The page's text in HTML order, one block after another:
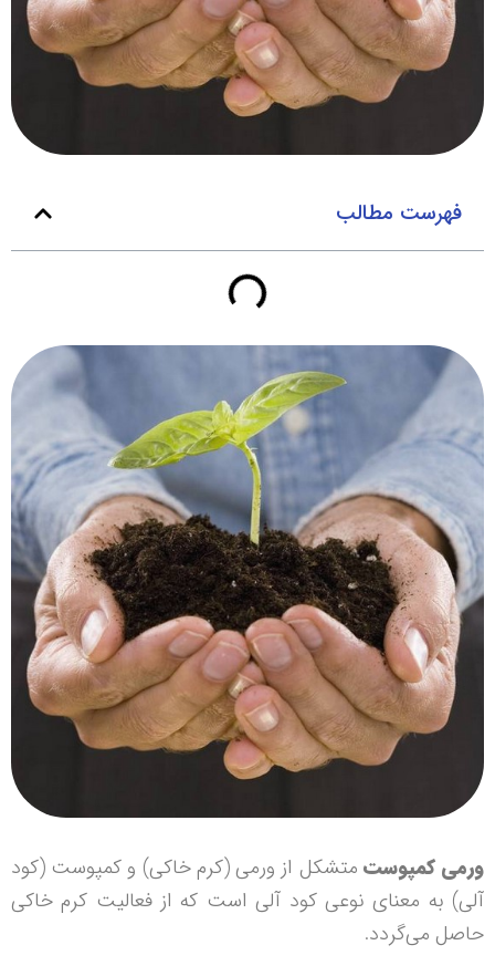
فهرست مطالب
ورمی کمپوست متشکل از ورمی (کرم خاکی) و کمپوست (کود
آلی) به معنای نوعی کود آلی است که از فعالیت کرم خاکی
حاصل می‌گردد.